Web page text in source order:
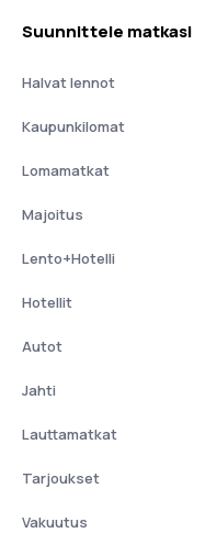
Suunnittele matkasi
Halvat lennot
Kaupunkilomat
Lomamatkat
Majoitus
Lento+Hotelli
Hotellit
Autot
Jahti
Lauttamatkat
Tarjoukset
Vakuutus